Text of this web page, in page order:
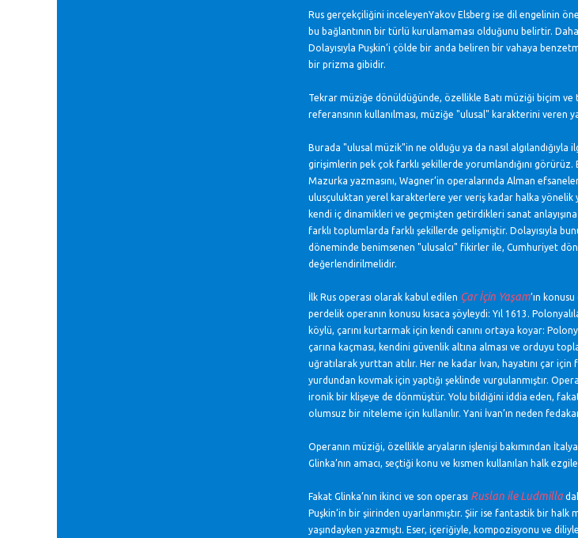
Rus gerçekçiliğini inceleyenYakov Elsberg ise dil engelinin
bu bağlantının bir türlü kurulamaması olduğunu belirtir.
Dolayısıyla Puşkin’i çölde bir anda beliren bir vahaya
bir prizma gibidir.
Tekrar müziğe dönüldüğünde, özellikle Batı müziği biçim
referansının kullanılması, müziğe "ulusal" karakterini veren
Burada "ulusal müzik"in ne olduğu ya da nasıl
girişimlerin pek çok farklı şekillerde yorumlandığını görürüz.
Mazurka yazmasını, Wagner’in operalarında Alman
ulusçuluktan yerel karakterlere yer veriş kadar halka yönelik
kendi iç dinamikleri ve geçmişten getirdikleri sanat
farklı toplumlarda farklı şekillerde gelişmiştir. Dolayısıyla
döneminde benimsenen "ulusalcı" fikirler ile, Cumhuriyet
değerlendirilmelidir.
İlk Rus operası olarak kabul edilen Çar İçin Yaşam’ın
perdelik operanın konusu kısaca şöyleydi: Yıl 1613.
köylü, çarını kurtarmak için kendi canını ortaya koyar:
çarına kaçması, kendini güvenlik altına alması ve orduyu
uğratılarak yurttan atılır. Her ne kadar İvan, hayatını çar
yurdundan kovmak için yaptığı şeklinde vurgulanmıştır.
ironik bir klişeye de dönmüştür. Yolu bildiğini iddia eden,
olumsuz bir niteleme için kullanılır. Yani İvan’ın neden
Operanın müziği, özellikle aryaların işlenişi bakımından
Glinka’nın amacı, seçtiği konu ve kısmen kullanılan halk
Fakat Glinka’nın ikinci ve son operası Ruslan ile Ludmilla
Puşkin’in bir şiirinden uyarlanmıştır. Şiir ise fantastik bir halk
yaşındayken yazmıştı. Eser, içeriğiyle, kompozisyonu ve